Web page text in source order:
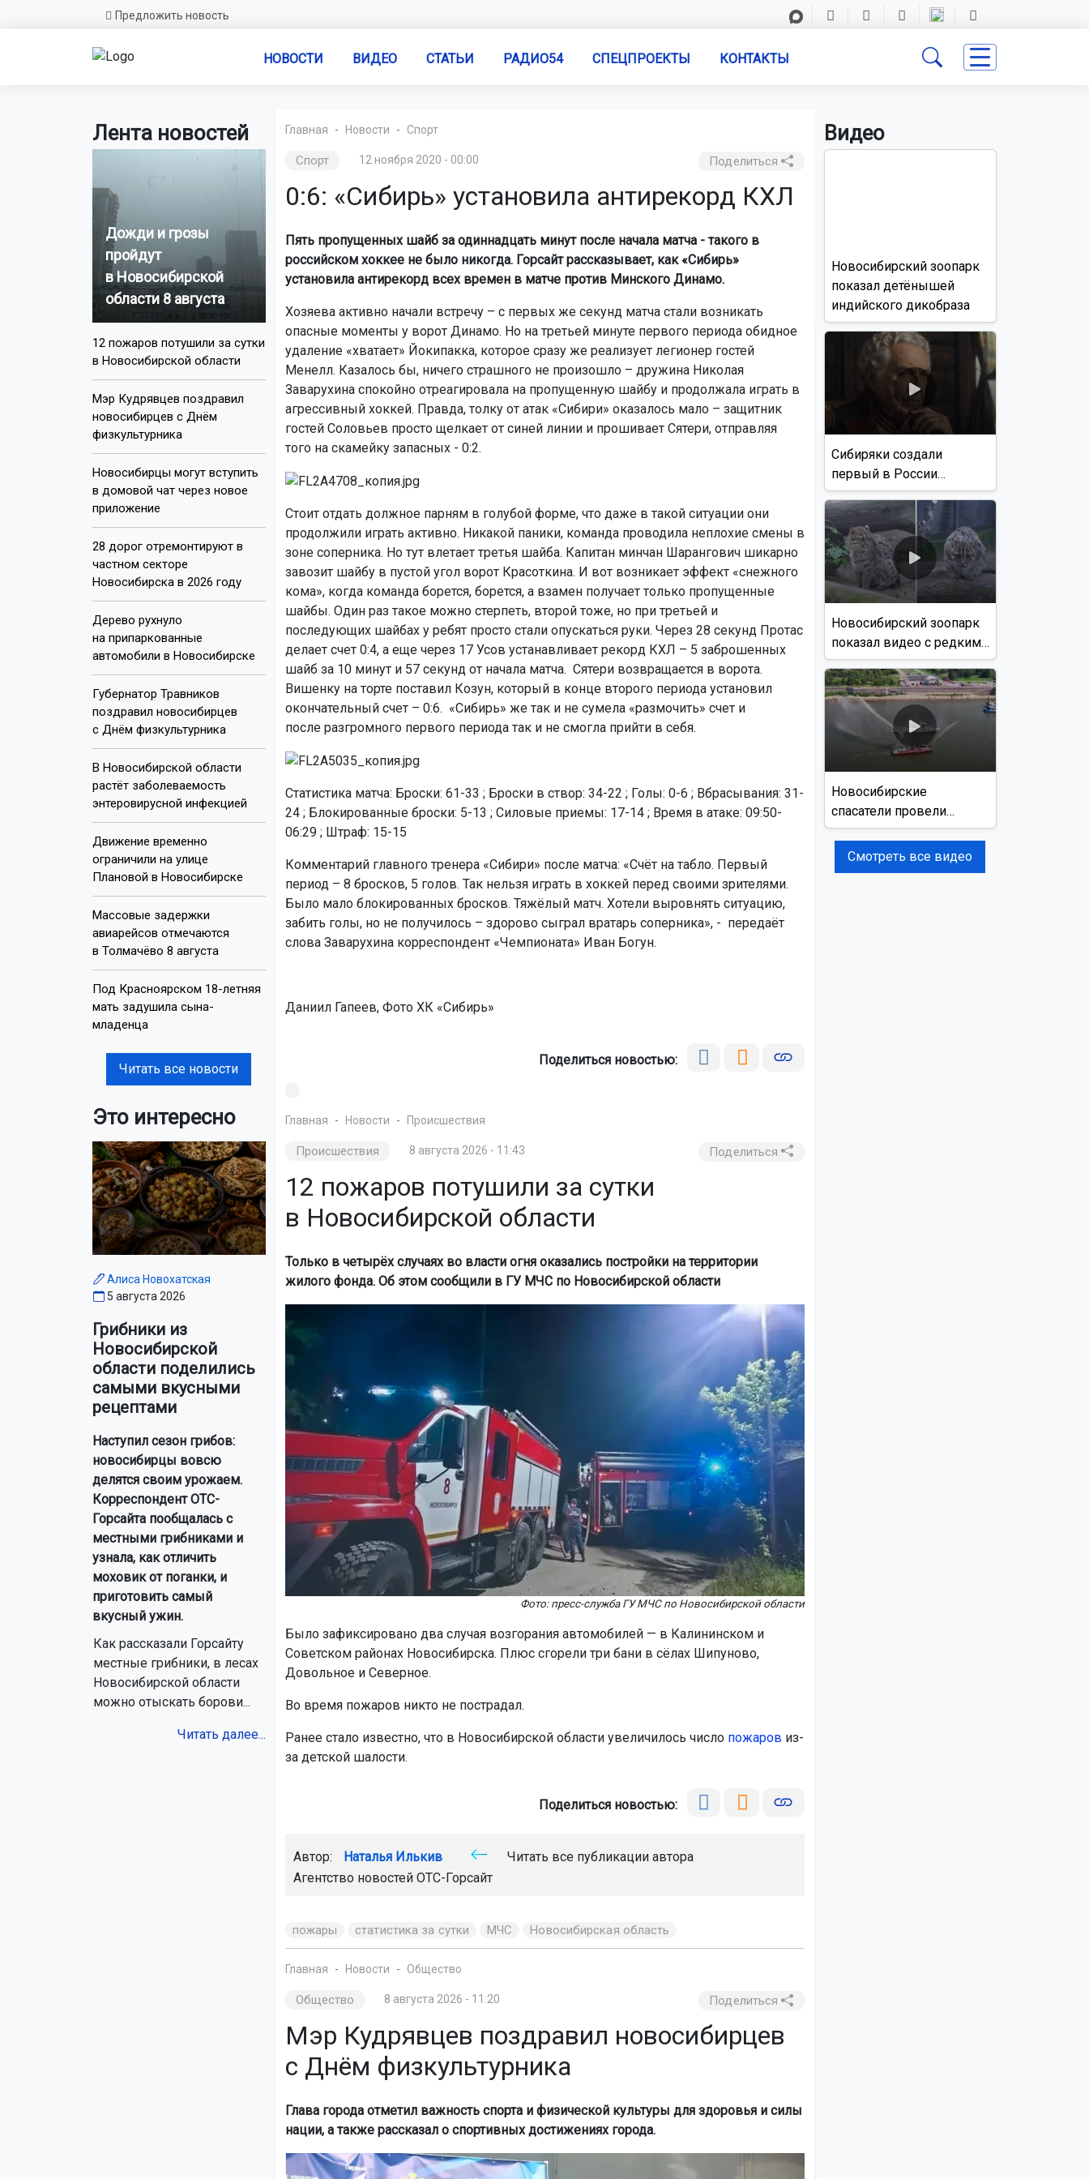
Предложить новость
НОВОСТИ ВИДЕО СТАТЬИ РАДИО54 СПЕЦПРОЕКТЫ КОНТАКТЫ
Лента новостей
Дожди и грозы
пройдут
в Новосибирской
области 8 августа
12 пожаров потушили за сутки
в Новосибирской области
Мэр Кудрявцев поздравил
новосибирцев с Днём
физкультурника
Новосибирцы могут вступить
в домовой чат через новое
приложение
28 дорог отремонтируют в
частном секторе
Новосибирска в 2026 году
Дерево рухнуло
на припаркованные
автомобили в Новосибирске
Губернатор Травников
поздравил новосибирцев
с Днём физкультурника
В Новосибирской области
растёт заболеваемость
энтеровирусной инфекцией
Движение временно
ограничили на улице
Плановой в Новосибирске
Массовые задержки
авиарейсов отмечаются
в Толмачёво 8 августа
Под Красноярском 18-летняя
мать задушила сына-
младенца
Читать все новости
Это интересно
Алиса Новохатская
5 августа 2026
Грибники из
Новосибирской
области поделились
самыми вкусными
рецептами
Наступил сезон грибов:
новосибирцы вовсю
делятся своим урожаем.
Корреспондент ОТС-
Горсайта пообщалась с
местными грибниками и
узнала, как отличить
моховик от поганки, и
приготовить самый
вкусный ужин.
Как рассказали Горсайту
местные грибники, в лесах
Новосибирской области
можно отыскать борови...
Читать далее...
Главная Новости Спорт
Спорт 12 ноября 2020 - 00:00 Поделиться
0:6: «Сибирь» установила антирекорд КХЛ
Пять пропущенных шайб за одиннадцать минут после начала матча - такого в
российском хоккее не было никогда. Горсайт рассказывает, как «Сибирь»
установила антирекорд всех времен в матче против Минского Динамо.
Хозяева активно начали встречу – с первых же секунд матча стали возникать
опасные моменты у ворот Динамо. Но на третьей минуте первого периода обидное
удаление «хватает» Йокипакка, которое сразу же реализует легионер гостей
Менелл. Казалось бы, ничего страшного не произошло – дружина Николая
Заварухина спокойно отреагировала на пропущенную шайбу и продолжала играть в
агрессивный хоккей. Правда, толку от атак «Сибири» оказалось мало – защитник
гостей Соловьев просто щелкает от синей линии и прошивает Сятери, отправляя
того на скамейку запасных - 0:2.
Стоит отдать должное парням в голубой форме, что даже в такой ситуации они
продолжили играть активно. Никакой паники, команда проводила неплохие смены в
зоне соперника. Но тут влетает третья шайба. Капитан минчан Шарангович шикарно
завозит шайбу в пустой угол ворот Красоткина. И вот возникает эффект «снежного
кома», когда команда борется, борется, а взамен получает только пропущенные
шайбы. Один раз такое можно стерпеть, второй тоже, но при третьей и
последующих шайбах у ребят просто стали опускаться руки. Через 28 секунд Протас
делает счет 0:4, а еще через 17 Усов устанавливает рекорд КХЛ – 5 заброшенных
шайб за 10 минут и 57 секунд от начала матча. Сятери возвращается в ворота.
Вишенку на торте поставил Козун, который в конце второго периода установил
окончательный счет – 0:6. «Сибирь» же так и не сумела «размочить» счет и
после разгромного первого периода так и не смогла прийти в себя.
Статистика матча: Броски: 61-33 ; Броски в створ: 34-22 ; Голы: 0-6 ; Вбрасывания: 31-
24 ; Блокированные броски: 5-13 ; Силовые приемы: 17-14 ; Время в атаке: 09:50-
06:29 ; Штраф: 15-15
Комментарий главного тренера «Сибири» после матча: «Счёт на табло. Первый
период – 8 бросков, 5 голов. Так нельзя играть в хоккей перед своими зрителями.
Было мало блокированных бросков. Тяжёлый матч. Хотели выровнять ситуацию,
забить голы, но не получилось – здорово сыграл вратарь соперника», - передаёт
слова Заварухина корреспондент «Чемпионата» Иван Богун.
Даниил Гапеев, Фото ХК «Сибирь»
Поделиться новостью:
Главная Новости Происшествия
Происшествия 8 августа 2026 - 11:43 Поделиться
12 пожаров потушили за сутки
в Новосибирской области
Только в четырёх случаях во власти огня оказались постройки на территории
жилого фонда. Об этом сообщили в ГУ МЧС по Новосибирской области
Фото: пресс-служба ГУ МЧС по Новосибирской области
Было зафиксировано два случая возгорания автомобилей — в Калининском и
Советском районах Новосибирска. Плюс сгорели три бани в сёлах Шипуново,
Довольное и Северное.
Во время пожаров никто не пострадал.
Ранее стало известно, что в Новосибирской области увеличилось число пожаров из-
за детской шалости.
Поделиться новостью:
Автор: Наталья Илькив
Читать все публикации автора
Агентство новостей ОТС-Горсайт
пожары статистика за сутки МЧС Новосибирская область
Главная Новости Общество
Общество 8 августа 2026 - 11:20 Поделиться
Мэр Кудрявцев поздравил новосибирцев
с Днём физкультурника
Глава города отметил важность спорта и физической культуры для здоровья и силы
нации, а также рассказал о спортивных достижениях города.
Видео
Новосибирский зоопарк
показал детёнышей
индийского дикобраза
Сибиряки создали
первый в России
документальный фильм
с использованием ИИ
Новосибирский зоопарк
показал видео с редким
виверровым котом
Новосибирские
спасатели провели
учения на реке Обь
Смотреть все видео